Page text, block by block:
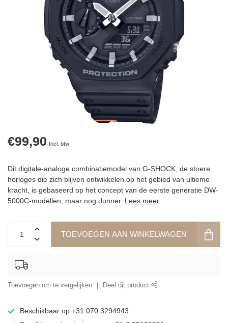
€99,90 Incl. btw
Dit digitale-analoge combinatiemodel van G-SHOCK, de stoere
horloges die zich blijven ontwikkelen op het gebied van ultieme
kracht, is gebaseerd op het concept van de eerste generatie DW-
5000C-modellen, maar nog dunner. Lees meer.
TOEVOEGEN AAN WINKELWAGEN
Toevoegen om te vergelijken Deel dit product
Beschikbaar op +31 070 3294943